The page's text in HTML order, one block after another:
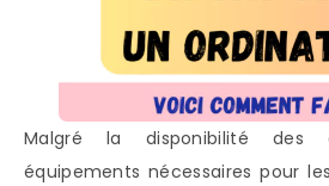
Malgré la disponibilité des
équipements nécessaires pour